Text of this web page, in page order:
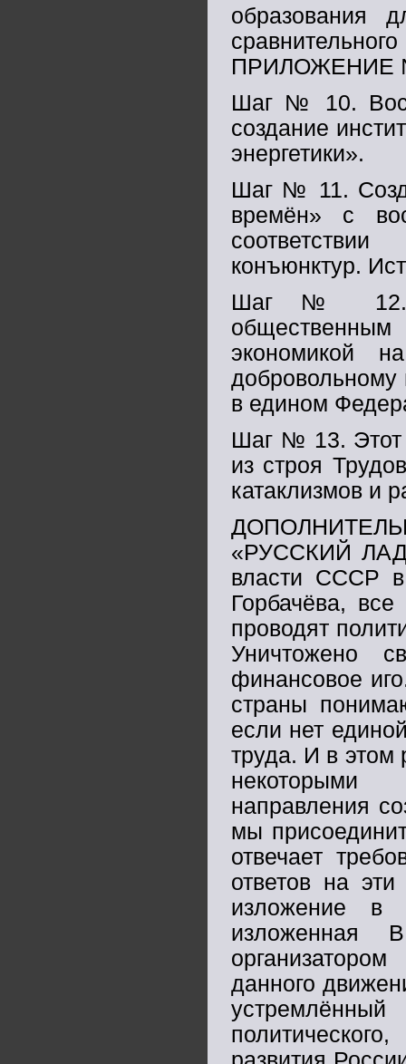
образования
ПРИЛОЖЕНИЕ
Шаг № 10.
создание
энергетики».
Шаг № 11.
времён» с
конъюнктур.
Шаг № 12.
общественным
экономикой
в едином
Шаг № 13. Этот
из строя
катаклизмов
ДОПОЛНИТЕЛЬНОЕ ПРИЛОЖЕНИЕ. АНАЛИЗ ДВИЖЕНИЯ «РУССКИЙ ЛАД». Дорогие товарищи! За эти годы, когда к власти СССР в 1985 году пробрались либералы, в лице Горбачёва, все люди в здравом уме видят, что либералы проводят политику уничтожения потенциала нашей Родины. Уничтожено свобода и независимость России через финансовое иго. Умственно здоровая часть граждан нашей страны понимают, что не может развиваться государство, если нет единой идеи сплачивающих людей во имя ратного труда. И в этом русле решила выступить КПРФ, совместно с некоторыми движениями русско-национального направления создав движение «Русский Лад». И можем ли мы присоединиться к этому движению? Насколько их идея отвечает требованиям сегодняшнего дня? Для получения ответов на эти вопросы проанализируем их программное изложение в книге «Лад – русская модель мира» изложенная В.С.Никитиным, коммунистом из КПРФ, организатором этого движения. Конечно, инициаторы данного движения свой проект охарактеризовали так: - «Это устремлённый в будущее проект эффективного политического, социально-экономического и духовного развития России и Русского Мира как единственного целого, разработанный с учётом особенностей пространства, времени, нрава, смысла и образа жизни народов русско-российской цивилизации и законов исторически сложившегося в ней общества коллективного типа» (стр. 6). Инициативная группа определила принципы деятельности движения «Русский лад» списав с завещания князя Александра Невского. Это 7 пунктов: 1 - умение ладить с людьми любой национальности. 2 - оберегать Святую Русь, земли и народы. 3 - крепить духовную мощь Державы с лозунгом «Не в силе Бог, а в правде. 4 - уважать границы чужих территорий; 5 - жить по правде. 6 - уметь давать решительный отпор захватчикам и беспощадно карать предателей Отечества. 7- не преклоняться перед Западом, не принимать его веры. Как видим, в большинстве своём коммунистическая идеология этому и учит. Но говоря о Боге: - например: В.И.Ленину для крепления духовности народа не потребовался Бог. Тем более, сейчас, о каком Боге нужно говорить? Чей бог праведнее? Христианский – Иегова, Будда или мусульманский. У каждого Бога, своя, правда. А кто повторяет за иудаистами, что бог един, пусть попробует это сказать простому мусульманину, посмотрим, останется ли ухо у него целым. Да, при Александре Невском русский народ жил более обособленно и иные народы с иными религиями мало влияли. Мы, коммунисты понимаем, что правда может быть у каждого своя, но истина одна. Истина превыше всех богов! Коммунистическая